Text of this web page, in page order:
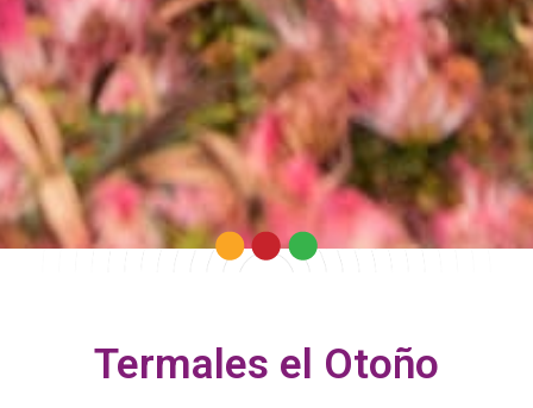
Termales el Otoño